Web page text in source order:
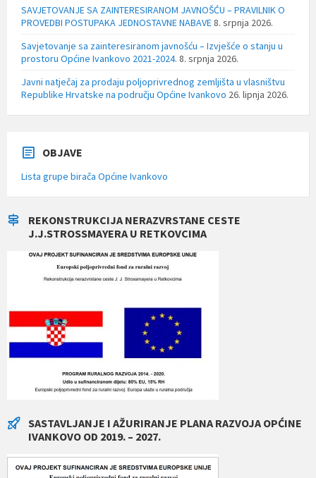
SAVJETOVANJE SA ZAINTERESIRANOM JAVNOŠĆU – PRAVILNIK O
PROVEDBI POSTUPAKA JEDNOSTAVNE NABAVE8. srpnja 2026.
Savjetovanje sa zainteresiranom javnošću – Izvješće o stanju u
prostoru Općine Ivankovo 2021-2024. 8. srpnja 2026.
Javni natječaj za prodaju poljoprivrednog zemljišta u vlasništvu
Republike Hrvatske na području Općine Ivankovo 26. lipnja 2026.
OBJAVE
Lista grupe birača Općine Ivankovo
REKONSTRUKCIJA NERAZVRSTANE CESTE
J.J.STROSSMAYERA U RETKOVCIMA
SASTAVLJANJE I AŽURIRANJE PLANA RAZVOJA OPĆINE
IVANKOVO OD 2019. – 2027.